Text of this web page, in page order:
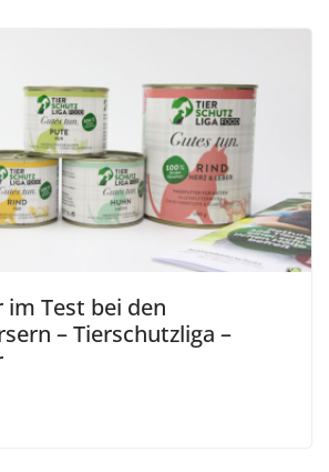
Test bei den
– Tierschutzliga –